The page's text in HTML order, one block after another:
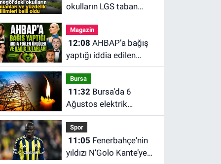
okulların LGS taban
puanları belli oldu. İşte
en yüksek puanlı okul
Magazin
12:08
yaptığı iddia edilen
ünlüler ve bağış tutarları
Bursa
11:32Bursa’da 6
Ağustos elektrik
kesintisi: Mahalle
mahalle kesinti saatleri
Spor
11:05
yıldızı N’Golo Kante’ye